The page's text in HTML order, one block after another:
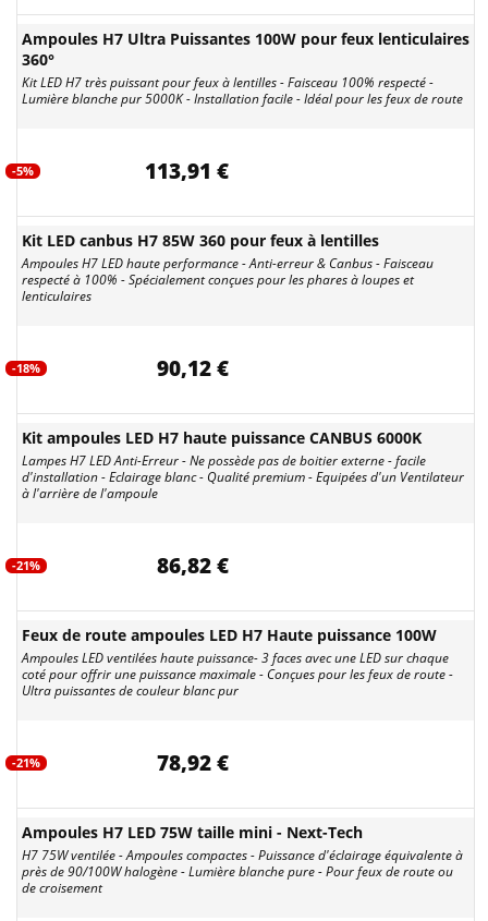
Ampoules H7 Ultra Puissantes 100W pour feux lenticulaires
360°
Kit LED H7 très puissant pour feux à lentilles - Faisceau 100% respecté -
Lumière blanche pur 5000K - Installation facile - Idéal pour les feux de route
-5% 113,91 €
Kit LED canbus H7 85W 360 pour feux à lentilles
Ampoules H7 LED haute performance - Anti-erreur & Canbus - Faisceau
respecté à 100% - Spécialement conçues pour les phares à loupes et
lenticulaires
-18% 90,12 €
Kit ampoules LED H7 haute puissance CANBUS 6000K
Lampes H7 LED Anti-Erreur - Ne possède pas de boitier externe - facile
d'installation - Eclairage blanc - Qualité premium - Equipées d'un Ventilateur
à l'arrière de l'ampoule
-21% 86,82 €
Feux de route ampoules LED H7 Haute puissance 100W
Ampoules LED ventilées haute puissance- 3 faces avec une LED sur chaque
coté pour offrir une puissance maximale - Conçues pour les feux de route -
Ultra puissantes de couleur blanc pur
-21% 78,92 €
Ampoules H7 LED 75W taille mini - Next-Tech
H7 75W ventilée - Ampoules compactes - Puissance d'éclairage équivalente à
près de 90/100W halogène - Lumière blanche pure - Pour feux de route ou
de croisement